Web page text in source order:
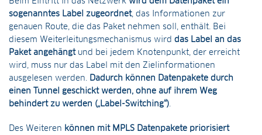
sogenanntes Label zugeordnet, das Informationen zur
genauen Route, die das Paket nehmen soll, enthält. Bei
diesem Weiterleitungsmechanismus wird das Label an das
Paket angehängtund bei jedem Knotenpunkt, der erreicht
wird, muss nur das Label mit den Zielinformationen
ausgelesen werden. Dadurch können Datenpakete durch
einen Tunnel geschickt werden, ohne auf ihrem Weg
behindert zu werden („Label-Switching“).
Des Weiteren können mit MPLS Datenpakete priorisiert